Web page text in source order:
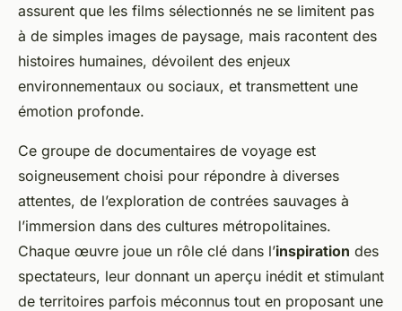
assurent que les films sélectionnés ne se limitent pas
à de simples images de paysage, mais racontent des
histoires humaines, dévoilent des enjeux
environnementaux ou sociaux, et transmettent une
émotion profonde.
Ce groupe de documentaires de voyage est
soigneusement choisi pour répondre à diverses
attentes, de l’exploration de contrées sauvages à
l’immersion dans des cultures métropolitaines.
Chaque œuvre joue un rôle clé dans l’inspiration des
spectateurs, leur donnant un aperçu inédit et stimulant
de territoires parfois méconnus tout en proposant une